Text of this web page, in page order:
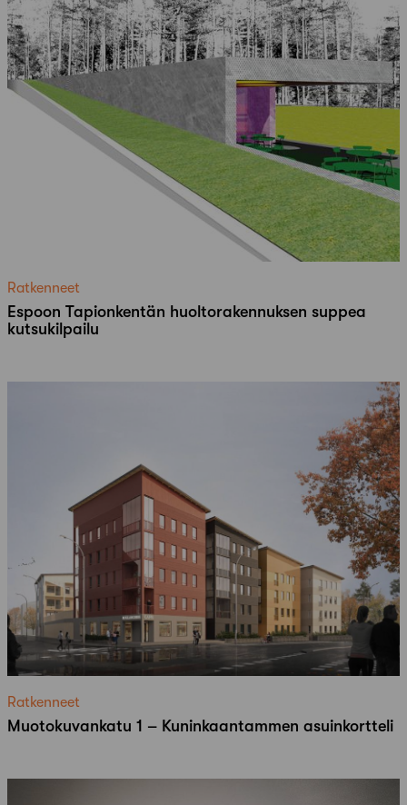
Ratkenneet
Espoon Tapionkentän huoltorakennuksen suppea
kutsukilpailu
Ratkenneet
Muotokuvankatu 1 – Kuninkaantammen asuinkortteli